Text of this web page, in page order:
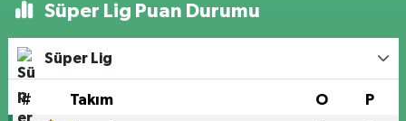
Süper Lig Puan Durumu
Süper Lig
# Takım O P